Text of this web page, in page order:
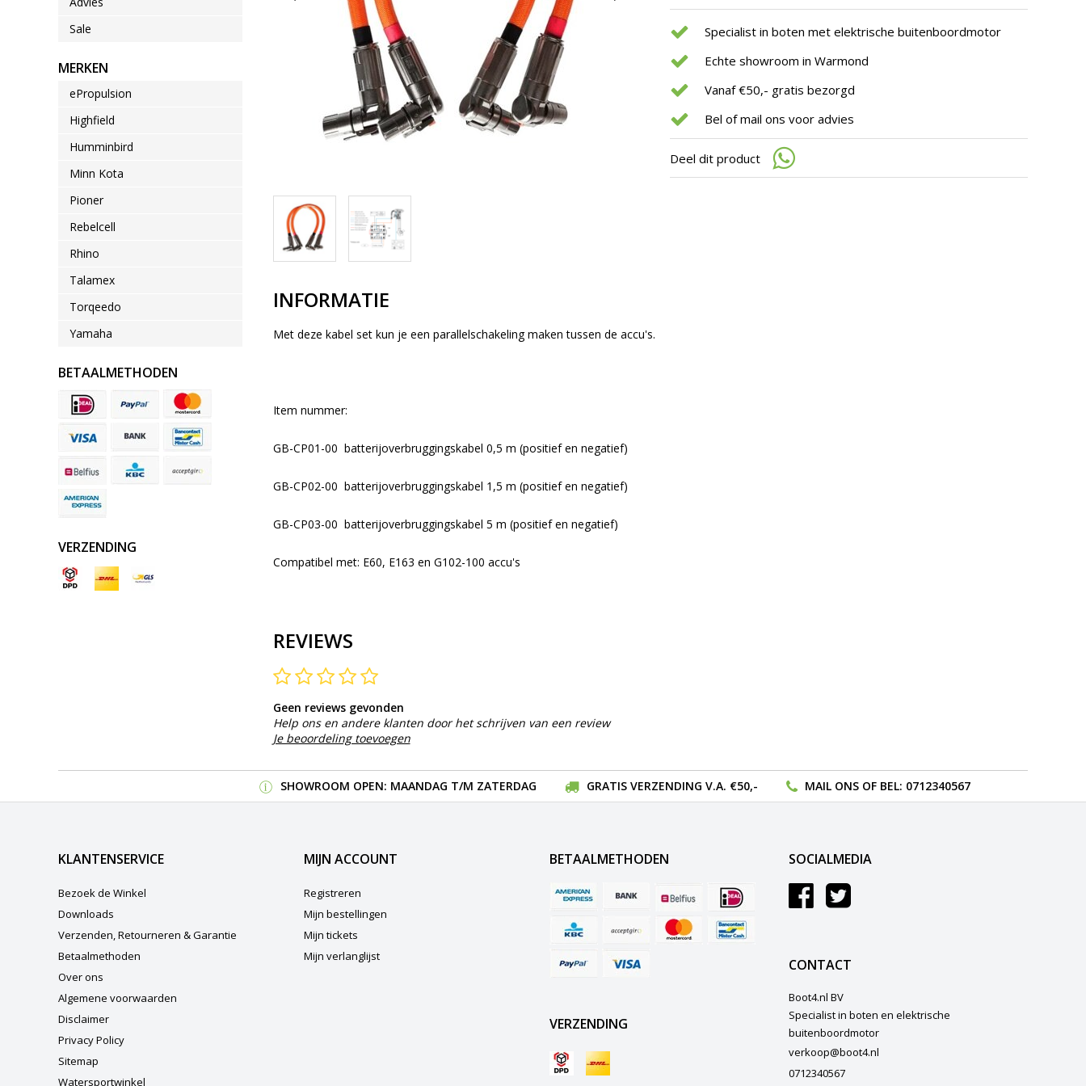
Als
met
werkt,
u
touch-
Sale
MERKEN
ePropulsion
Highfield
Humminbird
Minn Kota
Pioner
Rebelcell
Rhino
Talamex
Torqeedo
Yamaha
BETAALMETHODEN
VERZENDING
Specialist in boten met elektrische buitenboordmotor
Echte showroom in Warmond
Vanaf €50,- gratis bezorgd
Bel of mail ons voor advies
Deel dit product
INFORMATIE
Met deze kabel set kun je een parallelschakeling maken tussen de accu's.
Item nummer:
GB-CP01-00 batterijoverbruggingskabel 0,5 m (positief en negatief)
GB-CP02-00 batterijoverbruggingskabel 1,5 m (positief en negatief)
GB-CP03-00 batterijoverbruggingskabel 5 m (positief en negatief)
Compatibel met: E60, E163 en G102-100 accu's
REVIEWS
Geen reviews gevonden
Help ons en andere klanten door het schrijven van een review
Je beoordeling toevoegen
SHOWROOM OPEN: MAANDAG T/M ZATERDAG GRATIS VERZENDING V.A. €50,- MAIL ONSOF BEL: 0712340567
KLANTENSERVICE
Bezoek de Winkel
Downloads
Verzenden, Retourneren & Garantie
Betaalmethoden
Over ons
Algemene voorwaarden
Disclaimer
Privacy Policy
Sitemap
Watersportwinkel
MIJN ACCOUNT
Registreren
Mijn bestellingen
Mijn tickets
Mijn verlanglijst
BETAALMETHODEN
VERZENDING
SOCIALMEDIA
CONTACT
Boot4.nl BV
Specialist in boten en elektrische
buitenboordmotor
verkoop@boot4.nl
0712340567